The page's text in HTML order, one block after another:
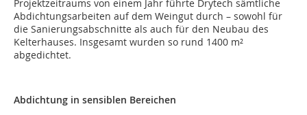
Projektzeitraums von einem Jahr führte Drytech sämtliche
Abdichtungsarbeiten auf dem Weingut durch – sowohl für
die Sanierungsabschnitte als auch für den Neubau des
Kelterhauses. Insgesamt wurden so rund 1400 m²
abgedichtet.
Abdichtung in sensiblen Bereichen